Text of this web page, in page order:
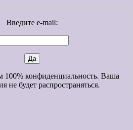
Введите e-mail:
100% конфиденциальность. Ваша
не будет распространяться.